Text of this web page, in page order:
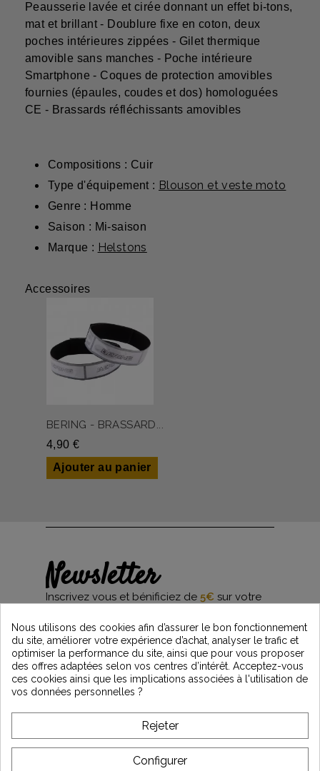
Peausserie lavée et cirée donnant un effet bi-tons,
mat et brillant - Doublure fixe en coton, deux
poches intérieures zippées - Gilet thermique
amovible sans manches - Poche intérieure
Smartphone - Coques de protection amovibles
fournies (épaules, coudes et dos) homologuées
CE - Brassards réfléchissants amovibles
Compositions : Cuir
Type d'équipement : Blouson et veste moto
Genre : Homme
Saison : Mi-saison
Marque : Helstons
Accessoires
BERING - BRASSARD...
4,90 €
Ajouter au panier
Newsletter
Inscrivez vous et bénificiez de 5€ sur votre
et restez informés des dernières nouveautés
Vintage Motors
*Dès 99€ d'achat. En vous abonnant à notre newsletter, vous reconnaissez avoir pris
l'acceptez.
A PROPOS DE VINTAGE
Nous utilisons des cookies afin d’assurer le bon fonctionnement
du site, améliorer votre expérience d’achat, analyser le trafic et
optimiser la performance du site, ainsi que pour vous proposer
des offres adaptées selon vos centres d’intérêt. Acceptez-vous
ces cookies ainsi que les implications associées à l'utilisation de
vos données personnelles ?
Rejeter
Configurer